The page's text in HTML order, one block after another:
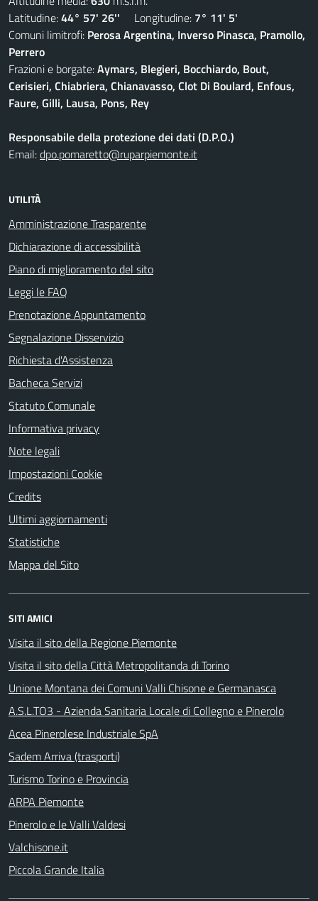
Latitudine:44° 57' 26'' Longitudine: 7° 11' 5'
Comuni limitrofi: Perosa Argentina, Inverso Pinasca, Pramollo,
Perrero
Frazioni e borgate:Aymars, Blegieri, Bocchiardo, Bout,
Cerisieri, Chiabriera, Chianavasso, Clot Di Boulard, Enfous,
Faure, Gilli, Lausa, Pons, Rey
Responsabile della protezione dei dati (D.P.O.)
Email:dpo.pomaretto@ruparpiemonte.it
UTILITÀ
Amministrazione Trasparente
Dichiarazione di accessibilità
Piano di miglioramento del sito
Leggi le FAQ
Prenotazione Appuntamento
Segnalazione Disservizio
Richiesta d'Assistenza
Bacheca Servizi
Statuto Comunale
Informativa privacy
Note legali
Impostazioni Cookie
Credits
Ultimi aggiornamenti
Statistiche
Mappa del Sito
SITI AMICI
Visita il sito della Regione Piemonte
Visita il sito della Città Metropolitanda di Torino
Unione Montana dei Comuni Valli Chisone e Germanasca
A.S.L.TO3 - Azienda Sanitaria Locale di Collegno e Pinerolo
Acea Pinerolese Industriale SpA
Sadem Arriva (trasporti)
Turismo Torino e Provincia
ARPA Piemonte
Pinerolo e le Valli Valdesi
Valchisone.it
Piccola Grande Italia